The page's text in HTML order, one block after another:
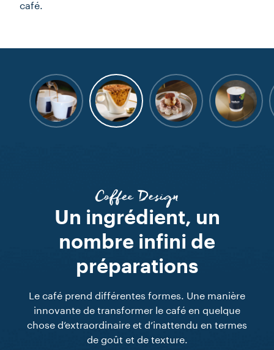
café.
Coffee Design
Un ingrédient, un
nombre infini de
préparations
Le café prend différentes formes. Une manière
innovante de transformer le café en quelque
chose d’extraordinaire et d’inattendu en termes
de goût et de texture.